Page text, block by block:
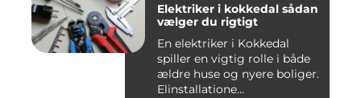
Elektriker i kokkedal sådan
vælger du rigtigt
En elektriker i Kokkedal
spiller en vigtig rolle i både
ældre huse og nyere boliger.
Elinstallatione...